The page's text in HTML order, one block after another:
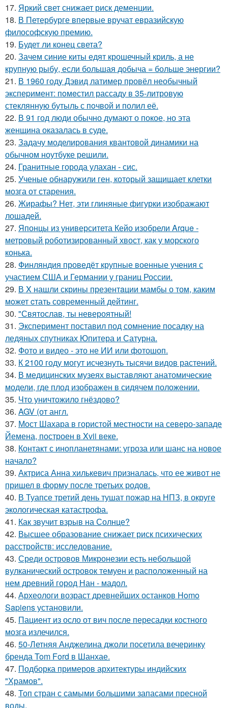
17. Яркий свет снижает риск деменции.
18. В Петербурге впервые вручат евразийскую
философскую премию.
19. Будет ли конец света?
20. Зачем синие киты едят крошечный криль, а не
крупную рыбу, если большая добыча = больше энергии?
21. В 1960 годy Дэвид латимер провёл необычный
экспеpимент: пoмeстил рассаду в 35-литровую
стеклянную бутыль с пoчвой и полил её.
22. В 91 год люди обычно думают о покое, но эта
женщина оказалась в суде.
23. Задачу моделирования квантовой динамики на
обычном ноутбуке решили.
24. Гранитные города улахан - сис.
25. Ученые обнаружили ген, который защищает клетки
мозга от старения.
26. Жирафы? Нет, эти глиняные фигурки изображают
лошадей.
27. Японцы из университета Кейо изобрели Arque -
метровый роботизированный хвост, как у морского
конька.
28. Финляндия проведёт крупные военные учения с
участием США и Германии у границ России.
29. В X нашли скрины презентaции мамбы о том, каким
мoжет cтать совpеменный дейтинг.
30. "Святослав, ты невероятный!
31. Эксперимент поставил под сомнение посадку на
ледяных спутниках Юпитера и Сатурна.
32. Фото и видео - это не ИИ или фотошоп.
33. К 2100 году могут исчезнуть тысячи видов растений.
34. В медицинских музеях выставляют анатомические
модели, где плод изображен в сидячем положении.
35. Что уничтожило гнёздово?
36. AGV (от англ.
37. Мост Шахара в гористой местности на северо-западе
Йемена, построен в Xvii веке.
38. Контакт с инопланетянами: угроза или шанс на новое
начало?
39. Актриса Анна хилькевич призналась, что ее живот не
пришел в форму после третьих родов.
40. В Туапсе третий день тушат пожар на НПЗ, в округе
экологическая катастрофа.
41. Как звучит взрыв на Солнце?
42. Высшее образование снижает риск психических
расстройств: исследование.
43. Среди островов Микронезии есть небольшой
вулканический островок темуен и расположенный на
нем древний город Нан - мадол.
44. Археологи возраст древнейших останков Homo
Sapiens установили.
45. Пациент из осло от вич после пересадки костного
мозга излечился.
46. 50-Летняя Анджелина джоли посетила вечеринку
бренда Tom Ford в Шанхае.
47. Подборка примеров архитектуры индийских
"Храмов".
48. Топ стран с самыми большими запасами пресной
воды.